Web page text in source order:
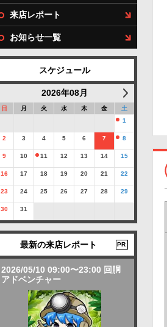
来店レポート
お知らせ一覧
スケジュール
2026年08月
日 月 火 水 木 金
土
1
2 3 4 5 6 7 8
9 10 11 12 13 14 15
16 17 18 19 20 21 22
23 24 25 26 27 28 29
30 31
最新の来店レポート PR
2026/05/10 09:00〜23:00 回胴
アドベンチャー